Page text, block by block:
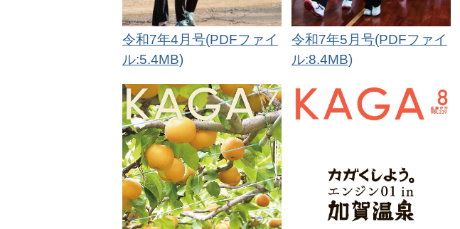
令和7年4月号(PDFファイ
ル:5.4MB)
令和7年5月号(PDFファイ
ル:8.4MB)